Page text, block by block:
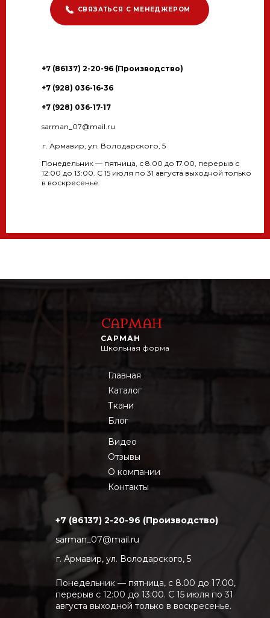
СВЯЗАТЬСЯ С МЕНЕДЖЕРОМ
+7 (86137) 2-20-96 (Производство)
+7 (928) 036-16-36
+7 (928) 036-17-17
sarman_07@mail.ru
г. Армавир, ул. Володарского, 5
Понедельник — пятница, с 8.00 до 17.00, перерыв с
12:00 до 13:00. С 15 июля по 31 августа выходной только
в воскресенье.
САРМАН
Школьная форма
Главная
Каталог
Ткани
Блог
Видео
Отзывы
О компании
Контакты
+7 (86137) 2-20-96 (Производство)
sarman_07@mail.ru
г. Армавир, ул. Володарского, 5
Понедельник — пятница, с 8.00 до 17.00,
перерыв с 12:00 до 13:00. С 15 июля по 31
августа выходной только в воскресенье.